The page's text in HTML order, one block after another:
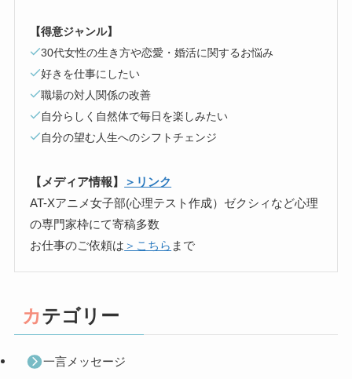
【得意ジャンル】
30代女性の生き方や恋愛・婚活に関するお悩み
好きを仕事にしたい
職場の対人関係の改善
自分らしく自然体で毎日を楽しみたい
自分の望む人生へのシフトチェンジ
【メディア情報】
＞リンク
AT-Xアニメ女子部(心理テスト作成）ゼクシィなど心理
の専門家枠にて寄稿多数
お仕事のご依頼は ＞こちら まで
カテゴリー
一言メッセージ